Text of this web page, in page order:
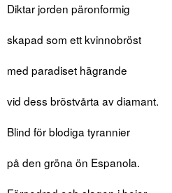
Diktar jorden päronformig
skapad som ett kvinnobröst
med paradiset hägrande
vid dess bröstvårta av diamant.
Blind för blodiga tyrannier
på den gröna ön Espanola.